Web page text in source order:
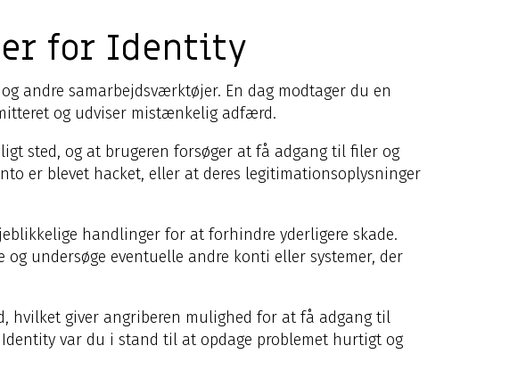
for Identity
andre samarbejdsværktøjer. En dag modtager du en
og udviser mistænkelig adfærd.
sted, og at brugeren forsøger at få adgang til filer og
er blevet hacket, eller at deres legitimationsoplysninger
handlinger for at forhindre yderligere skade.
undersøge eventuelle andre konti eller systemer, der
hvilket giver angriberen mulighed for at få adgang til
var du i stand til at opdage problemet hurtigt og